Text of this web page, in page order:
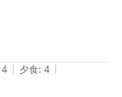
にはたまらない」
様子で、私どもに
4 | 夕食: 4 |